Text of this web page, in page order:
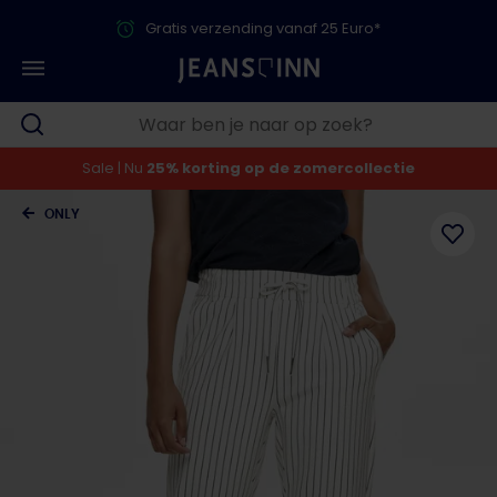
Gratis verzending vanaf 25 Euro*
Sale | Nu 25% korting op de zomercollectie
ONLY